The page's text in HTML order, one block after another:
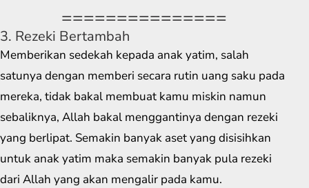
===============
3. Rezeki Bertambah
Memberikan sedekah kepada anak yatim, salah
satunya dengan memberi secara rutin uang saku pada
mereka, tidak bakal membuat kamu miskin namun
sebaliknya, Allah bakal menggantinya dengan rezeki
yang berlipat. Semakin banyak aset yang disisihkan
untuk anak yatim maka semakin banyak pula rezeki
dari Allah yang akan mengalir pada kamu.